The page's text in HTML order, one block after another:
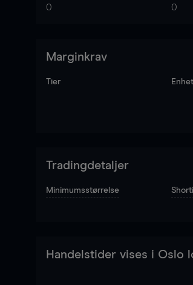
0 0
Marginkrav
Tier
Tradingdetaljer
Minimumsstørrelse
Handelstider vises i Oslo